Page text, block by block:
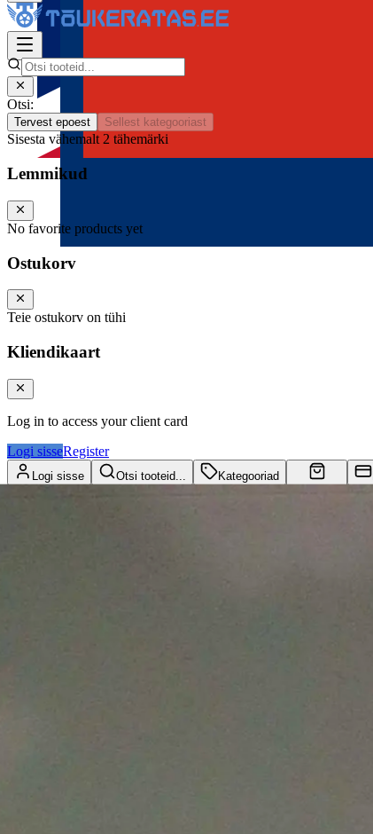
Otsi:
Tervest epoest Sellest kategooriast
Sisesta vähemalt 2 tähemärki
Lemmikud
No favorite products yet
Ostukorv
Teie ostukorv on tühi
Kliendikaart
Log in to access your client card
Logi sisseRegister
Logi sisse Otsi tooteid...
Kategooriad